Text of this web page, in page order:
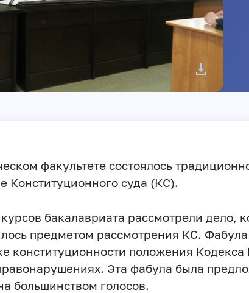
факультете состоялось
Конституционного суда (КС).
бакалавриата рассмотрели дело,
предметом рассмотрения КС.
конституционности положения
Эта фабула была
большинством голосов.